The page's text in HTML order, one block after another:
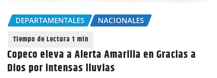
DEPARTAMENTALES NACIONALES
Copeco eleva a Alerta Amarilla en Gracias a
Dios por intensas lluvias